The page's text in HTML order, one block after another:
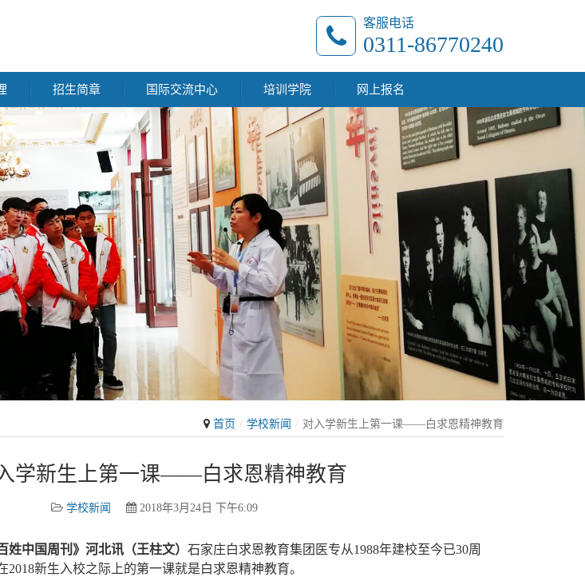
客服电话
0311-86770240
招生简章 国际交流中心 培训学院 网上报名
首页 学校新闻 对入学新生上第一课——白求恩精神教育
学新生上第一课——白求恩精神教育
学校新闻 2018年3月24日 下午6:09
姓中国周刊》 河北讯（王柱文） 石家庄白求恩教育集团医专从1988年建校至今已30周
新生入校之际上的第一课就是白求恩精神教育。